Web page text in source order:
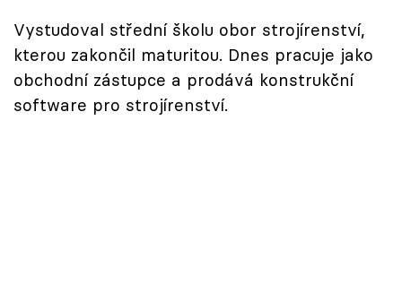
Speciál: Cuketa
Těhotnej kuchař
Sledujte prima+
Vystudoval střední školu obor strojírenství,
kterou zakončil maturitou. Dnes pracuje jako
obchodní zástupce a prodává konstrukční
software pro strojírenství.